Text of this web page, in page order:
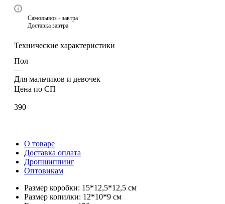
Самовывоз - завтра
Доставка завтра
Технические характеристики
Пол
—
Для мальчиков и девочек
Цена по СП
—
390
О товаре
Доставка оплата
Дропшиппинг
Оптовикам
Размер коробки: 15*12,5*12,5 см
Размер копилки: 12*10*9 см